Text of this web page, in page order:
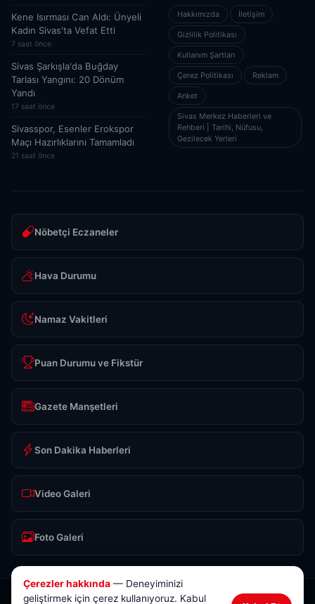
Kene Isırması Can Aldı: Ünyeli
Kadın Sivas'ta Vefat Etti
7 saat önce
Sivas Şarkışla'da Buğday
Tarlası Yangını: 20 Dönüm
Yandı
17 saat önce
Sivasspor, Esenler Erokspor
Maçı Hazırlıklarını Tamamladı
21 saat önce
Hakkımızda İletişim
Gizlilik Politikası
Kullanım Şartları
Çerez Politikası Reklam
Anket
Sivas Merkez Haberleri ve
Rehberi | Tarihi, Nüfusu,
Gezilecek Yerleri
Nöbetçi Eczaneler
Hava Durumu
Namaz Vakitleri
Puan Durumu ve Fikstür
Gazete Manşetleri
Son Dakika Haberleri
Video Galeri
Foto Galeri
© 2026 Anlık Sivas Haber. Tüm hakları saklıdır. Tasarım & Yazılım: Brokod
Çerezler hakkında — Deneyiminizi
geliştirmek için çerez kullanıyoruz. Kabul